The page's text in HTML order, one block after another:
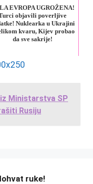
EVROPA UGROŽENA!
objavili poverljive
Nuklearka u Ukrajini
kvaru, Kijev probao
da sve sakrije!
Ministarstva SP
Rusiju
ruke!